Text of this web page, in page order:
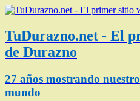
TuDurazno.net - El
de Durazno
27 años mostrando
mundo